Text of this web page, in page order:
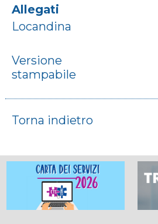
Allegati
Locandina
Versione
stampabile
Torna indietro